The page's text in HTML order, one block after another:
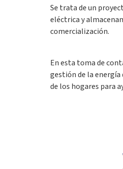
Se trata de un
eléctrica y
comercialización.
En esta toma de
gestión de la energía
de los hogares para